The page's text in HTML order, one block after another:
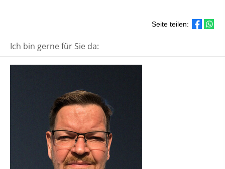
Seite teilen:
Ich bin gerne für Sie da: